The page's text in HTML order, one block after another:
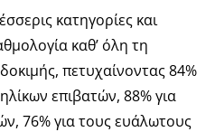
κατηγορίες και
καθ’ όλη τη
πετυχαίνοντας 84%
επιβατών, 88% για
76% για τους ευάλωτους